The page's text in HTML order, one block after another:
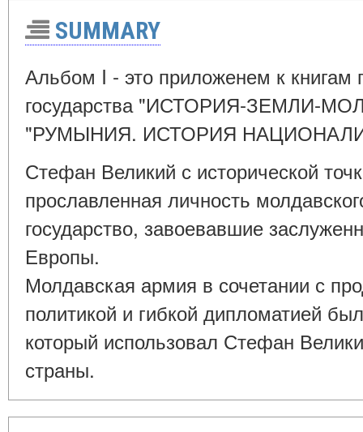
SUMMARY
Альбом I - это приложенем к книгам
государства "ИСТОРИЯ-ЗЕМЛИ-
"РУМЫНИЯ. ИСТОРИЯ
Стефан Великий с исторической
прославленная личность
государство, завоевавшие
Европы.
Молдавская армия в сочетании с
политикой и гибкой дипломатией
который использовал Стефан
страны.